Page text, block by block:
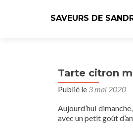
SAVEURS DE
Tarte citron
Publié le 3 mai 2020
Aujourd’hui
avec un petit goût